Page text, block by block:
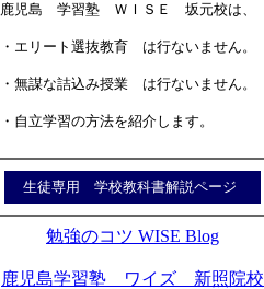
鹿児島 学習塾 ＷＩＳＥ 坂元校は、
・エリート選抜教育 は行ないません。
・無謀な詰込み授業 は行ないません。
・自立学習の方法を紹介します。
生徒専用 学校教科書解説ページ
勉強のコツ WISE Blog
鹿児島学習塾 ワイズ 新照院校